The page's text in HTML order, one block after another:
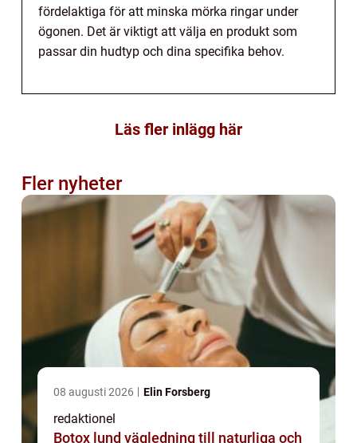
fördelaktiga för att minska mörka ringar under
ögonen. Det är viktigt att välja en produkt som
passar din hudtyp och dina specifika behov.
Läs fler inlägg här
Fler nyheter
08 augusti 2026 Elin Forsberg
redaktionel
Botox lund vägledning till naturliga och